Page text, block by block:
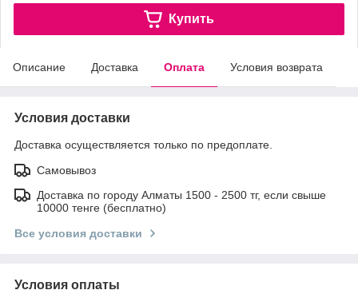
Купить
Описание Доставка Оплата Условия возврата
Условия доставки
Доставка осуществляется только по предоплате.
Самовывоз
Доставка по городу Алматы 1500 - 2500 тг, если свыше
10000 тенге (бесплатно)
Все условия доставки
Условия оплаты